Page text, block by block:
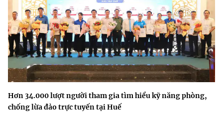
Hơn 34.000 lượt người tham gia tìm hiểu kỹ năng phòng,
chống lừa đảo trực tuyến tại Huế